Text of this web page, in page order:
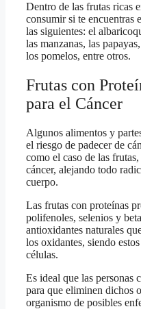
Dentro de las frutas ricas
consumir si te encuentras
las siguientes: el
las manzanas, las
los pomelos, entre otros.
Frutas con
para el Cáncer
Algunos alimentos y
el riesgo de padecer de
como el caso de las
cáncer, alejando todo
cuerpo.
Las frutas con proteínas
polifenoles, selenios y
antioxidantes naturales
los oxidantes, siendo
células.
Es ideal que las personas
para que eliminen dichos
organismo de posibles